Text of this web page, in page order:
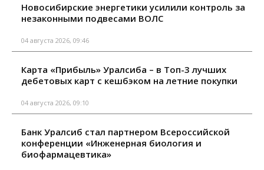
Новосибирские энергетики усилили контроль за
незаконными подвесами ВОЛС
04 августа 2026, 09:46
Карта «Прибыль» Уралсиба – в Топ-3 лучших
дебетовых карт с кешбэком на летние покупки
04 августа 2026, 09:10
Банк Уралсиб стал партнером Всероссийской
конференции «Инженерная биология и
биофармацевтика»